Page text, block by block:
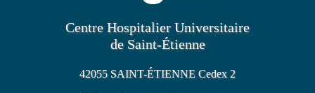
Centre Hospitalier Universitaire
de Saint-Étienne
42055 SAINT-ÉTIENNE Cedex 2